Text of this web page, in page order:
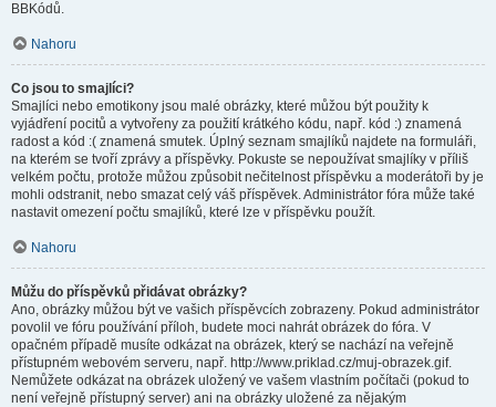
BBKódů.
Nahoru
Co jsou to smajlíci?
Smajlíci nebo emotikony jsou malé obrázky, které můžou být použity k
vyjádření pocitů a vytvořeny za použití krátkého kódu, např. kód :) znamená
radost a kód :( znamená smutek. Úplný seznam smajlíků najdete na formuláři,
na kterém se tvoří zprávy a příspěvky. Pokuste se nepoužívat smajlíky v příliš
velkém počtu, protože můžou způsobit nečitelnost příspěvku a moderátoři by je
mohli odstranit, nebo smazat celý váš příspěvek. Administrátor fóra může také
nastavit omezení počtu smajlíků, které lze v příspěvku použít.
Nahoru
Můžu do příspěvků přidávat obrázky?
Ano, obrázky můžou být ve vašich příspěvcích zobrazeny. Pokud administrátor
povolil ve fóru používání příloh, budete moci nahrát obrázek do fóra. V
opačném případě musíte odkázat na obrázek, který se nachází na veřejně
přístupném webovém serveru, např. http://www.priklad.cz/muj-obrazek.gif.
Nemůžete odkázat na obrázek uložený ve vašem vlastním počítači (pokud to
není veřejně přístupný server) ani na obrázky uložené za nějakým